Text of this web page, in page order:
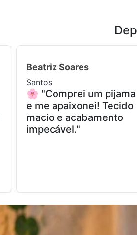
Beatriz Soares
Santos
🌸 "Comprei um pijama
e me apaixonei! Tecido
macio e acabamento
impecável."